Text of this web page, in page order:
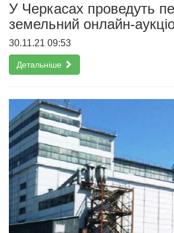
У Черкасах проведуть
земельний онлайн-
30.11.21 09:53
Детальніше